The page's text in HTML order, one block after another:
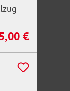
Preis:
€